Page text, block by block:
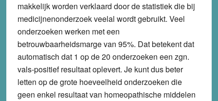
makkelijk worden verklaard door de statistiek die bij
medicijnenonderzoek veelal wordt gebruikt. Veel
onderzoeken werken met een
betrouwbaarheidsmarge van 95%. Dat betekent dat
automatisch dat 1 op de 20 onderzoeken een zgn.
vals-positief resultaat oplevert. Je kunt dus beter
letten op de grote hoeveelheid onderzoeken die
geen enkel resultaat van homeopathische middelen